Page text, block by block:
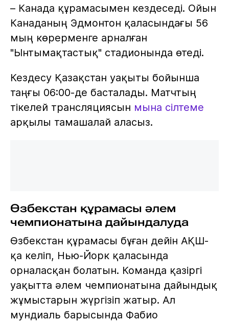
– Канада құрамасымен кездеседі. Ойын
Канаданың Эдмонтон қаласындағы 56
мың көрерменге арналған
"Ынтымақтастық" стадионында өтеді.
Кездесу Қазақстан уақыты бойынша
таңғы 06:00-де басталады. Матчтың
тікелей трансляциясын мына сілтеме
арқылы тамашалай аласыз.
Өзбекстан құрамасы әлем
чемпионатына дайындалуда
Өзбекстан құрамасы бұған дейін АҚШ-
қа келіп, Нью-Йорк қаласында
орналасқан болатын. Команда қазіргі
уақытта әлем чемпионатына дайындық
жұмыстарын жүргізіп жатыр. Ал
мундиаль барысында Фабио